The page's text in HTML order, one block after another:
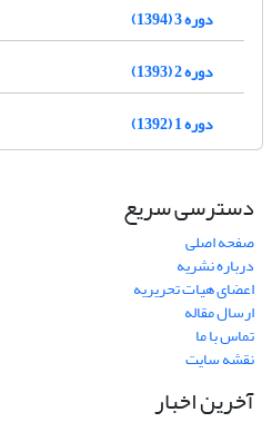
دوره 3 (1394)
دوره 2 (1393)
دوره 1 (1392)
دسترسی سریع
صفحه اصلی
درباره نشریه
اعضای هیات تحریریه
ارسال مقاله
تماس با ما
نقشه سایت
آخرین اخبار